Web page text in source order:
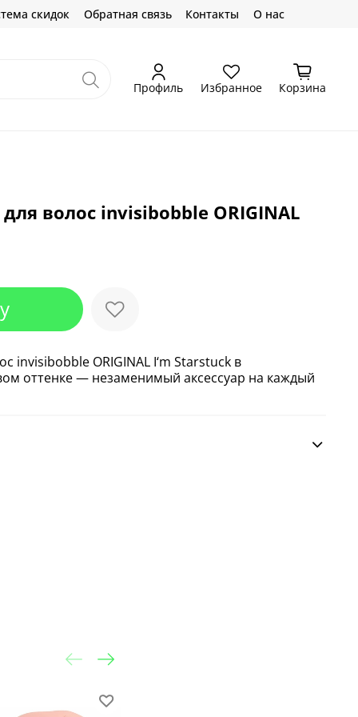
скидок Обратная связь Контакты О нас
Профиль Избранное Корзина
волос invisibobble ORIGINAL
invisibobble ORIGINAL I‘m Starstuck в
оттенке — незаменимый аксессуар на каждый